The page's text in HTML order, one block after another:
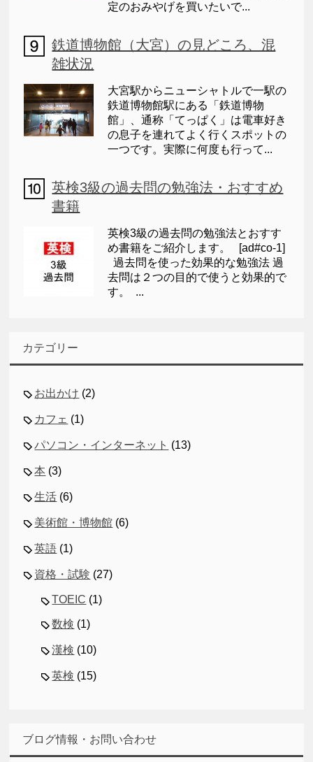
定のおみやげを買いたいで...
鉄道博物館（大宮）の見どころ、混
雑状況
大宮駅からニューシャトルで一駅の
鉄道博物館駅にある「鉄道博物
館」、通称「てっぱく」は電車好き
の息子を連れてよく行くスポットの
一つです。実際に何度も行って...
英検3級の過去問の勉強法・おすすめ
書籍
英検3級の過去問の勉強法とおすす
め書籍をご紹介します。 [ad#co-1]
過去問を使った効果的な勉強法 過
去問は２つの目的で使うと効果的で
す。 ...
カテゴリー
お出かけ (2)
カフェ (1)
パソコン・インターネット (13)
本 (3)
生活 (6)
美術館・博物館 (6)
英語 (1)
資格・試験 (27)
TOEIC (1)
数検 (1)
漢検 (10)
英検 (15)
ブログ情報・お問い合わせ